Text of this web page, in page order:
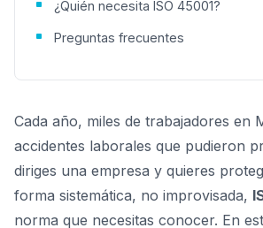
Cada año, miles de trabajadores en
accidentes laborales que pudieron
diriges una empresa y quieres
forma sistemática, no improvisada,
norma que necesitas conocer. En
¿Quién necesita ISO 45001?
Preguntas frecuentes